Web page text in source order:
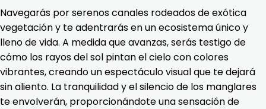
Navegarás por serenos canales rodeados de exótica
vegetación y te adentrarás en un ecosistema único y
lleno de vida. A medida que avanzas, serás testigo de
cómo los rayos del sol pintan el cielo con colores
vibrantes, creando un espectáculo visual que te dejará
sin aliento. La tranquilidad y el silencio de los manglares
te envolverán, proporcionándote una sensación de